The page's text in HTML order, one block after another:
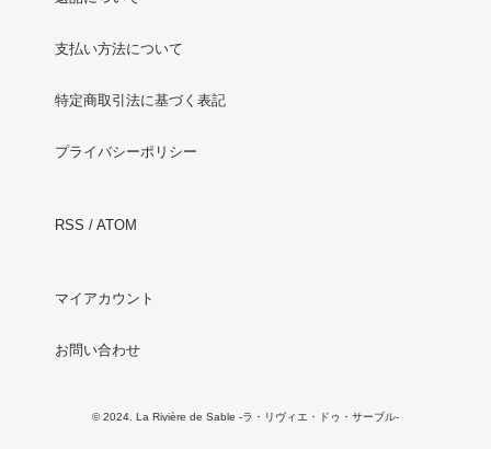
支払い方法について
特定商取引法に基づく表記
プライバシーポリシー
RSS / ATOM
マイアカウント
お問い合わせ
© 2024. La Rivière de Sable -ラ・リヴィエ・ドゥ・サーブル-